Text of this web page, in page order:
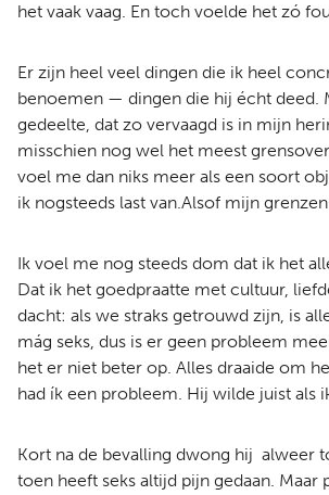
het vaak vaag. En toch voelde het zó
Er zijn heel veel dingen die ik heel
benoemen — dingen die hij écht deed.
gedeelte, dat zo vervaagd is in mijn
misschien nog wel het meest
voel me dan niks meer als een soort
ik nogsteeds last van.Alsof mijn
Ik voel me nog steeds dom dat ik het
Dat ik het goedpraatte met cultuur,
dacht: als we straks getrouwd zijn, is
mág seks, dus is er geen probleem
het er niet beter op. Alles draaide om
had ík een probleem. Hij wilde juist als
Kort na de bevalling dwong hij alweer
toen heeft seks altijd pijn gedaan. Maar